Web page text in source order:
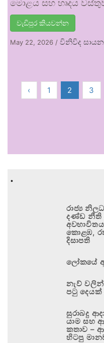
මොළය සහ හෘදය
වැඩිපුර කියවන්න
May 22, 2026 / විනිවිද
‹ 1 2 3
.
රාජ්‍ය
දණ්ඩ නීති
කොළඹ,
දිසාපති
ලෝකයේ
නැව්
පටු
සුරාබදු
යාම සහ
කතාව –
හිටපු